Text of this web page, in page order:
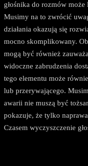
głośnika do rozmów
Musimy na to zwrócić
działania okazują się
mocno skomplikowany.
mogą być również
widoczne zabrudzenia
tego elementu może
lub przerywającego.
awarii nie muszą być
pokazuje, że tylko
Czasem wyczyszczenie